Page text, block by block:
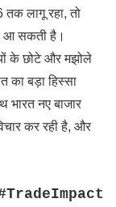
तक लागू रहा, तो
आ सकती है।
के छोटे और मझोले
का बड़ा हिस्सा
भारत नए बाजार
कर रही है, और